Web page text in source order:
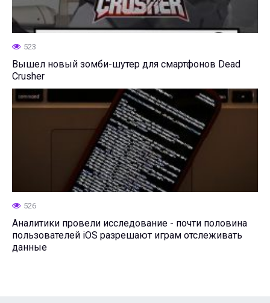
523
Вышел новый зомби-шутер для смартфонов Dead
Crusher
526
Аналитики провели исследование - почти половина
пользователей iOS разрешают играм отслеживать
данные